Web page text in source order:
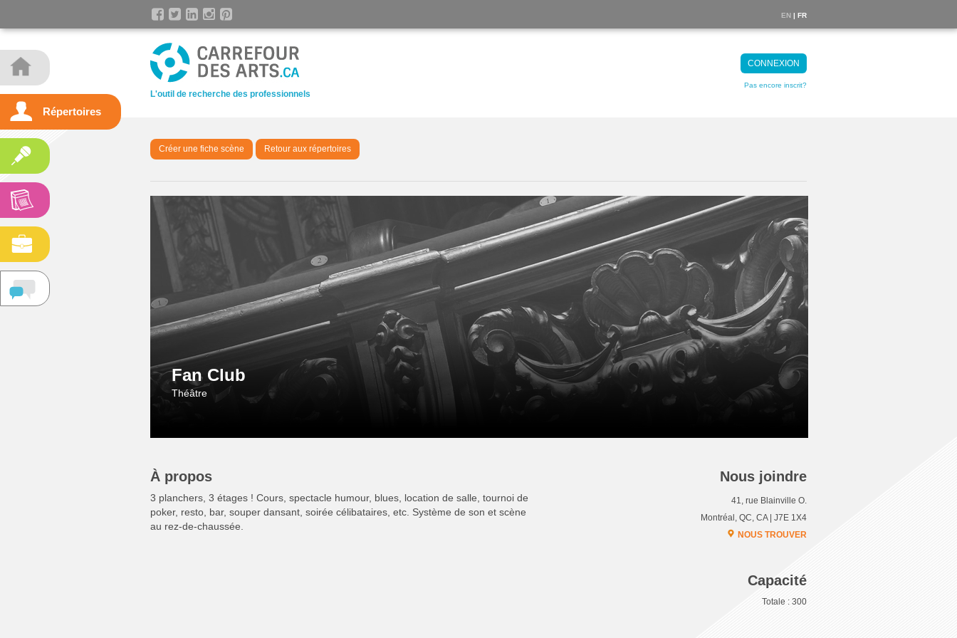
Répertoires
EN | FR
L'outil de recherche des professionnels
CONNEXION
Pas encore inscrit?
Créer une fiche scène Retour aux répertoires
Fan Club
Théâtre
À propos
3 planchers, 3 étages ! Cours, spectacle humour, blues, location de salle, tournoi de
poker, resto, bar, souper dansant, soirée célibataires, etc. Système de son et scène
au rez-de-chaussée.
Nous joindre
41, rue Blainville O.
Montréal, QC, CA | J7E 1X4
NOUS TROUVER
Capacité
Totale : 300